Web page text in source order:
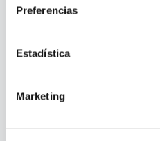
Preferencias
Estadística
Marketing